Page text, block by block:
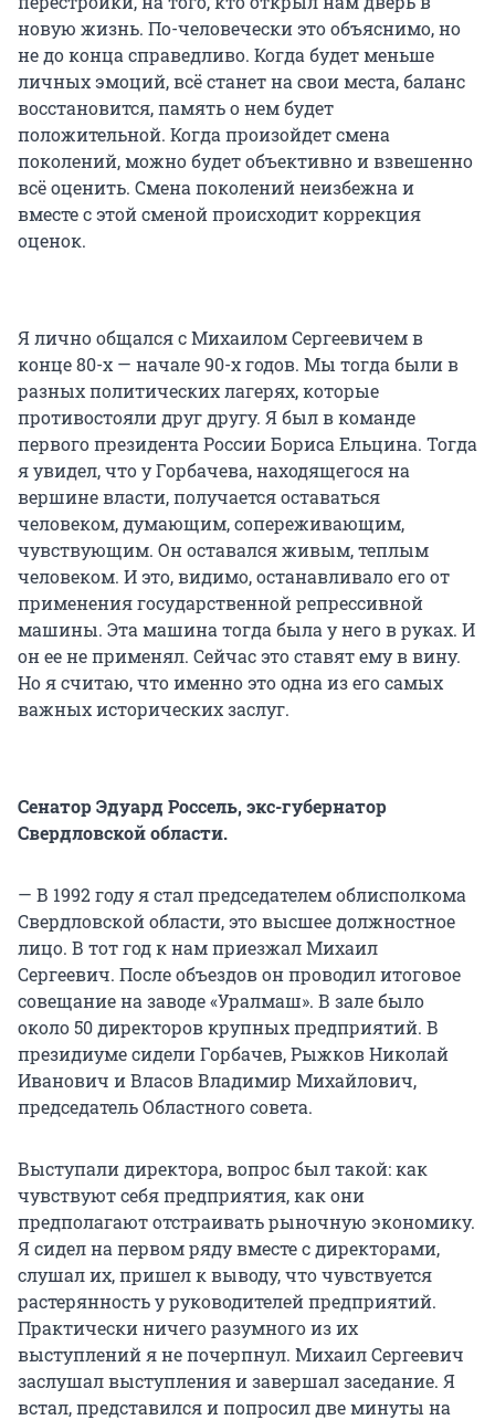
новую жизнь. По-человечески это объяснимо, но
не до конца справедливо. Когда будет меньше
личных эмоций, всё станет на свои места, баланс
восстановится, память о нем будет
положительной. Когда произойдет смена
поколений, можно будет объективно и взвешенно
всё оценить. Смена поколений неизбежна и
вместе с этой сменой происходит коррекция
оценок.
Я лично общался с Михаилом Сергеевичем в
конце 80-х — начале 90-х годов. Мы тогда были в
разных политических лагерях, которые
противостояли друг другу. Я был в команде
первого президента России Бориса Ельцина. Тогда
я увидел, что у Горбачева, находящегося на
вершине власти, получается оставаться
человеком, думающим, сопереживающим,
чувствующим. Он оставался живым, теплым
человеком. И это, видимо, останавливало его от
применения государственной репрессивной
машины. Эта машина тогда была у него в руках. И
он ее не применял. Сейчас это ставят ему в вину.
Но я считаю, что именно это одна из его самых
важных исторических заслуг.
Сенатор Эдуард Россель, экс-губернатор
Свердловской области.
— В 1992 году я стал председателем облисполкома
Свердловской области, это высшее должностное
лицо. В тот год к нам приезжал Михаил
Сергеевич. После объездов он проводил итоговое
совещание на заводе «Уралмаш». В зале было
около 50 директоров крупных предприятий. В
президиуме сидели Горбачев, Рыжков Николай
Иванович и Власов Владимир Михайлович,
председатель Областного совета.
Выступали директора, вопрос был такой: как
чувствуют себя предприятия, как они
предполагают отстраивать рыночную экономику.
Я сидел на первом ряду вместе с директорами,
слушал их, пришел к выводу, что чувствуется
растерянность у руководителей предприятий.
Практически ничего разумного из их
выступлений я не почерпнул. Михаил Сергеевич
заслушал выступления и завершал заседание. Я
встал, представился и попросил две минуты на